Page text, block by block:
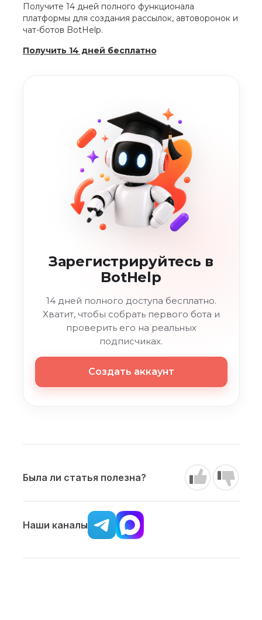
Получите 14 дней полного функционала
платформы для создания рассылок, автоворонок и
чат-ботов BotHelp.
Получить 14 дней бесплатно
Зарегистрируйтесь в
BotHelp
14 дней полного доступа бесплатно.
Хватит, чтобы собрать первого бота и
проверить его на реальных
подписчиках.
Создать аккаунт
Была ли статья полезна?
Наши каналы